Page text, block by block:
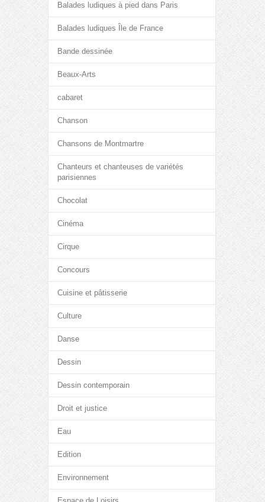
Balades ludiques à pied dans Paris
Balades ludiques Île de France
Bande dessinée
Beaux-Arts
cabaret
Chanson
Chansons de Montmartre
Chanteurs et chanteuses de variétés
parisiennes
Chocolat
Cinéma
Cirque
Concours
Cuisine et pâtisserie
Culture
Danse
Dessin
Dessin contemporain
Droit et justice
Eau
Edition
Environnement